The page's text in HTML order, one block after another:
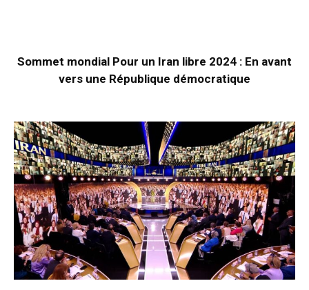
Sommet mondial Pour un Iran libre 2024 : En avant
vers une République démocratique